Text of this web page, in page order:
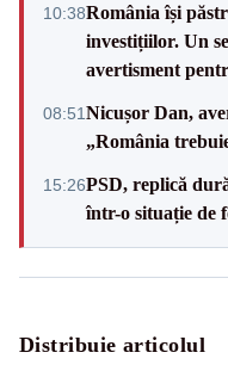
10:38România își
investițiilor. Un
avertisment
08:51Nicușor Dan,
„România
15:26PSD, replică
într-o situație de
Distribuie articolul